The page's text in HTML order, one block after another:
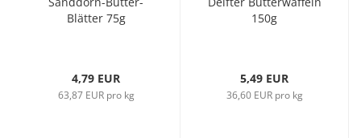
Blätter 75g
4,79 EUR
63,87 EUR pro kg
150g
5,49 EUR
36,60 EUR pro kg